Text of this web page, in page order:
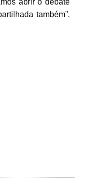
também”,